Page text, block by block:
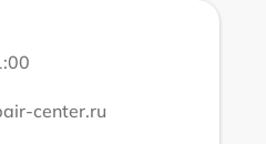
center.ru